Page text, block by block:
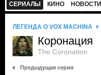
СЕРИАЛЫ КИНО НОВОСТИ
ЛЕГЕНДА О VOX MACHINA
Коронация
The Coronation
Предыдущая серия